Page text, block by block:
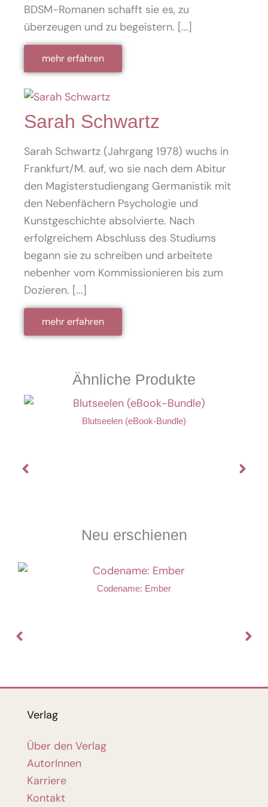
BDSM-Romanen schafft sie es, zu
überzeugen und zu begeistern. [...]
mehr erfahren
Sarah Schwartz
Sarah Schwartz (Jahrgang 1978) wuchs in
Frankfurt/M. auf, wo sie nach dem Abitur
den Magisterstudiengang Germanistik mit
den Nebenfächern Psychologie und
Kunstgeschichte absolvierte. Nach
erfolgreichem Abschluss des Studiums
begann sie zu schreiben und arbeitete
nebenher vom Kommissionieren bis zum
Dozieren. [...]
mehr erfahren
Ähnliche Produkte
Blutseelen (eBook-Bundle)
Neu erschienen
Codename: Ember
Verlag
Über den Verlag
AutorInnen
Karriere
Kontakt